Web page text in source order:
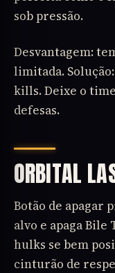
sob pressão.
Desvantagem:
limitada.
kills. Deixe o
defesas.
ORBITAL
Botão de apagar
alvo e apaga Bile
hulks se bem
cinturão de